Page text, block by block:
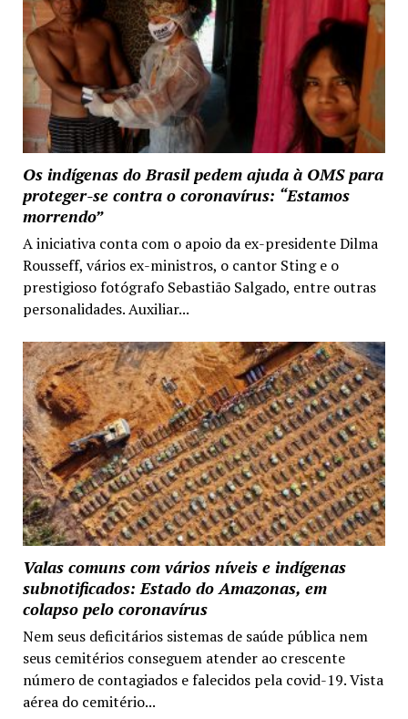
Os indígenas do Brasil pedem ajuda à OMS para
proteger-se contra o coronavírus: “Estamos
morrendo”
A iniciativa conta com o apoio da ex-presidente Dilma
Rousseff, vários ex-ministros, o cantor Sting e o
prestigioso fotógrafo Sebastião Salgado, entre outras
personalidades. Auxiliar...
Valas comuns com vários níveis e indígenas
subnotificados: Estado do Amazonas, em
colapso pelo coronavírus
Nem seus deficitários sistemas de saúde pública nem
seus cemitérios conseguem atender ao crescente
número de contagiados e falecidos pela covid-19. Vista
aérea do cemitério...